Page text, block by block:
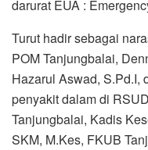
darurat EUA :
Turut hadir sebagai
POM Tanjungbalai,
Hazarul Aswad, S.Pd.I,
penyakit dalam di
Tanjungbalai, Kadis
SKM, M.Kes, FKUB